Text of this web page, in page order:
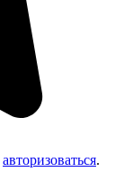
авторизоваться.